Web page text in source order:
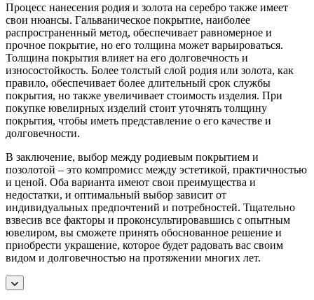
Процесс нанесения родия и золота на серебро также имеет
свои нюансы. Гальваническое покрытие, наиболее
распространенный метод, обеспечивает равномерное и
прочное покрытие, но его толщина может варьироваться.
Толщина покрытия влияет на его долговечность и
износостойкость. Более толстый слой родия или золота, как
правило, обеспечивает более длительный срок службы
покрытия, но также увеличивает стоимость изделия. При
покупке ювелирных изделий стоит уточнять толщину
покрытия, чтобы иметь представление о его качестве и
долговечности.
В заключение, выбор между родиевым покрытием и
позолотой – это компромисс между эстетикой, практичностью
и ценой. Оба варианта имеют свои преимущества и
недостатки, и оптимальный выбор зависит от
индивидуальных предпочтений и потребностей. Тщательно
взвесив все факторы и проконсультировавшись с опытным
ювелиром, вы сможете принять обоснованное решение и
приобрести украшение, которое будет радовать вас своим
видом и долговечностью на протяжении многих лет.